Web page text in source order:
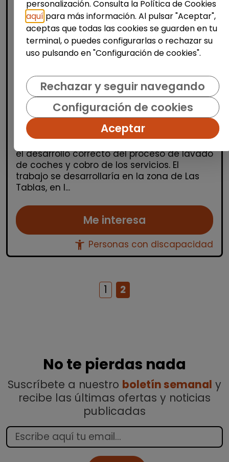
Limpieza y mantenimiento
Operario/a en lavadero de coches
(las tablas, madrid)
| España(Madrid)
Desarrollar las actividades necesarias para
el desarrollo correcto del proceso de lavado
de coches y cobro de los servicios. El
trabajo se desarrollaría en la zona de Las
Tablas, en l...
Me interesa
accessibility_new Personas con discapacidad
1 2
No te pierdas nada
Suscríbete a nuestro boletín semanal y
recibe las últimas ofertas y noticias
publicadas
personalización. Consulta la Política de Cookies
aquí para más información. Al pulsar "Aceptar",
aceptas que todas las cookies se guarden en tu
terminal, o puedes configurarlas o rechazar su
uso pulsando en "Configuración de cookies".
Rechazar y seguir navegando
Configuración de cookies
Aceptar